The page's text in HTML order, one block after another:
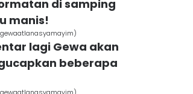
di samping
manis!
lagi Gewa akan
beberapa